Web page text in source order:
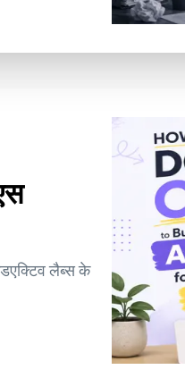
लैब्स के